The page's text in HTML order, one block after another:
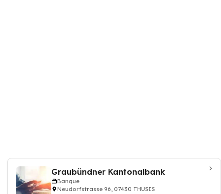
Graubündner Kantonalbank
Banque
Neudorfstrasse 96, 07430 THUSIS